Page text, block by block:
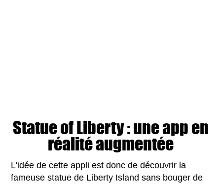
Statue of Liberty : une app en
réalité augmentée
L'idée de cette appli est donc de découvrir la
fameuse statue de Liberty Island sans bouger de